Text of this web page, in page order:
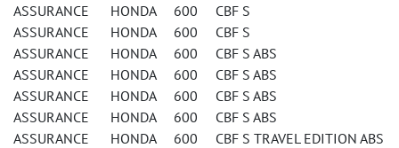
ASSURANCE HONDA 600 CBF S
ASSURANCE HONDA 600 CBF S
ASSURANCE HONDA 600 CBF S ABS
ASSURANCE HONDA 600 CBF S ABS
ASSURANCE HONDA 600 CBF S ABS
ASSURANCE HONDA 600 CBF S ABS
ASSURANCE HONDA 600 CBF S TRAVEL EDITION ABS